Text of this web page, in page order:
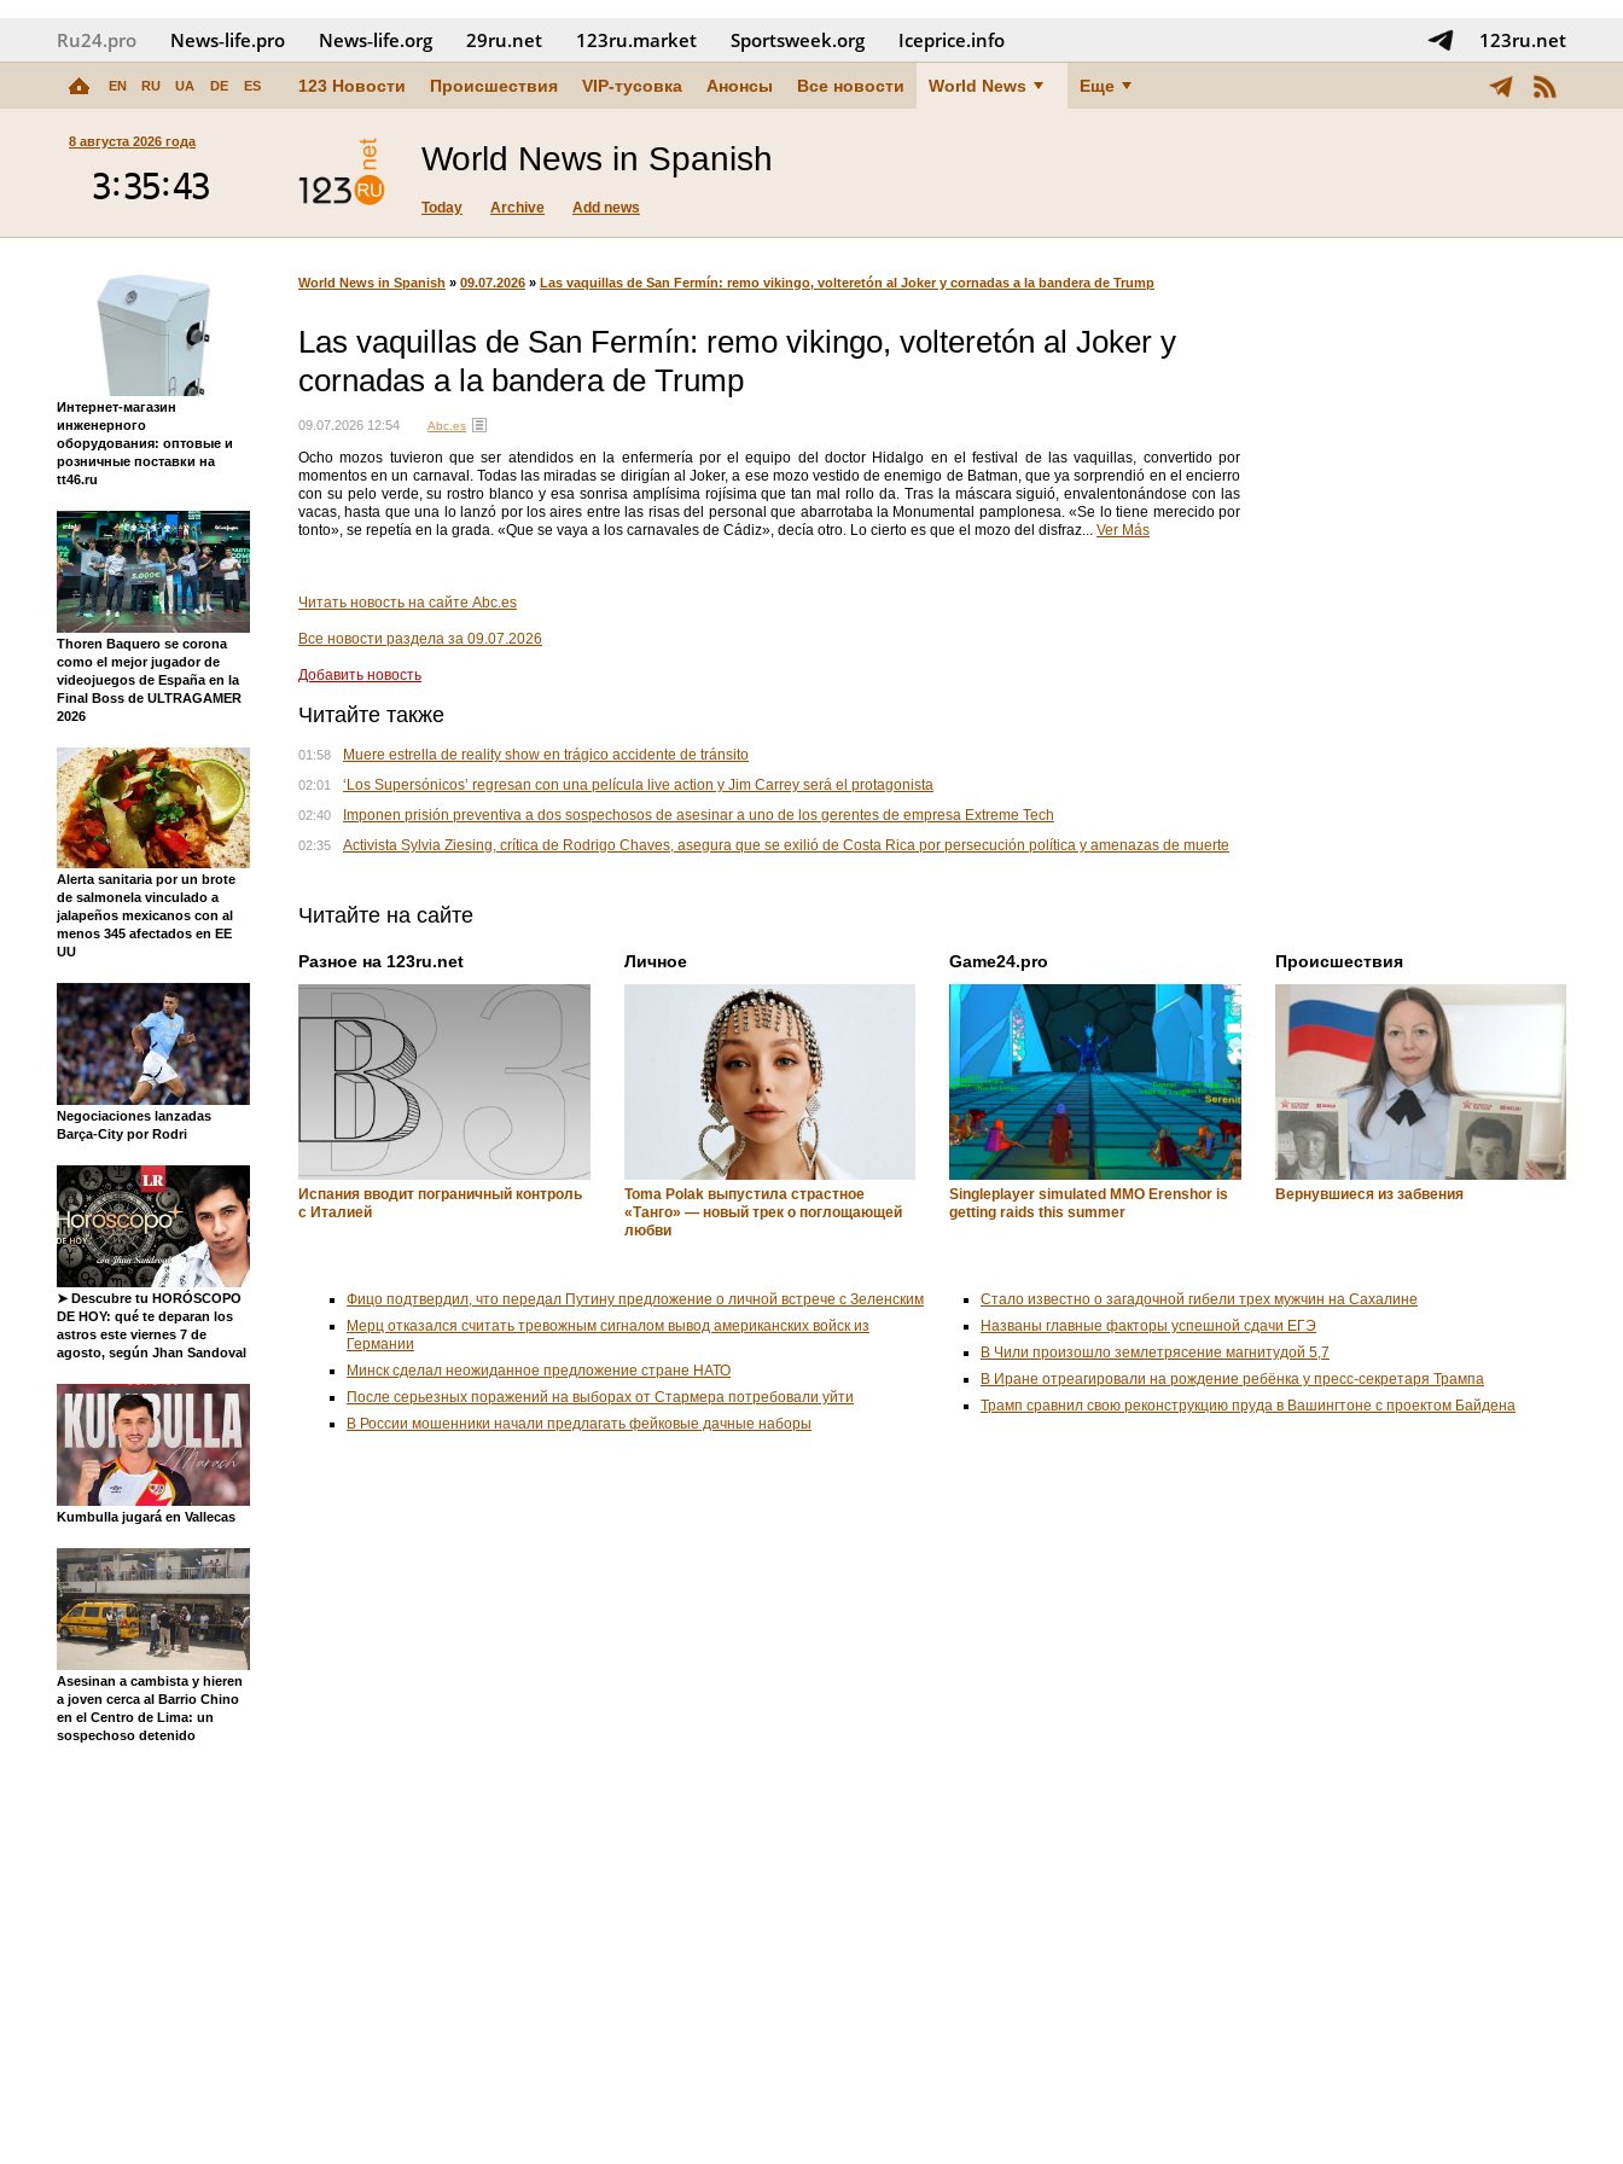
Ru24.pro News‑life.pro News‑life.org 29ru.net 123ru.market Sportsweek.org Iceprice.info 123ru.net
EN RU UA DE ES 123 Новости Происшествия VIP-тусовка Анонсы Все новости World News Еще
8 августа 2026 года World News in Spanish
Today Archive Add news
Интернет-магазин
инженерного
оборудования: оптовые и
розничные поставки на
tt46.ru
Thoren Baquero se corona
como el mejor jugador de
videojuegos de España en la
Final Boss de ULTRAGAMER
2026
Alerta sanitaria por un brote
de salmonela vinculado a
jalapeños mexicanos con al
menos 345 afectados en EE
UU
Negociaciones lanzadas
Barça-City por Rodri
➤ Descubre tu HORÓSCOPO
DE HOY: qué te deparan los
astros este viernes 7 de
agosto, según Jhan Sandoval
Kumbulla jugará en Vallecas
Asesinan a cambista y hieren
a joven cerca al Barrio Chino
en el Centro de Lima: un
sospechoso detenido
World News in Spanish » 09.07.2026 » Las vaquillas de San Fermín: remo vikingo, volteretón al Joker y cornadas a la bandera de Trump
Las vaquillas de San Fermín: remo vikingo, volteretón al Joker y
cornadas a la bandera de Trump
09.07.2026 12:54 Abc.es
Ocho mozos tuvieron que ser atendidos en la enfermería por el equipo del doctor Hidalgo en el festival de las vaquillas, convertido por
momentos en un carnaval. Todas las miradas se dirigían al Joker, a ese mozo vestido de enemigo de Batman, que ya sorprendió en el encierro
con su pelo verde, su rostro blanco y esa sonrisa amplísima rojísima que tan mal rollo da. Tras la máscara siguió, envalentonándose con las
vacas, hasta que una lo lanzó por los aires entre las risas del personal que abarrotaba la Monumental pamplonesa. «Se lo tiene merecido por
tonto», se repetía en la grada. «Que se vaya a los carnavales de Cádiz», decía otro. Lo cierto es que el mozo del disfraz... Ver Más
Читать новость на сайте Abc.es
Все новости раздела за 09.07.2026
Добавить новость
Читайте также
01:58 Muere estrella de reality show en trágico accidente de tránsito
02:01 ‘Los Supersónicos’ regresan con una película live action y Jim Carrey será el protagonista
02:40 Imponen prisión preventiva a dos sospechosos de asesinar a uno de los gerentes de empresa Extreme Tech
02:35 Activista Sylvia Ziesing, crítica de Rodrigo Chaves, asegura que se exilió de Costa Rica por persecución política y amenazas de muerte
Читайте на сайте
Разное на 123ru.net
Испания вводит пограничный контроль
с Италией
Личное
Toma Polak выпустила страстное
«Танго» — новый трек о поглощающей
любви
Game24.pro
Singleplayer simulated MMO Erenshor is
getting raids this summer
Происшествия
Вернувшиеся из забвения
Фицо подтвердил, что передал Путину предложение о личной встрече с Зеленским
Мерц отказался считать тревожным сигналом вывод американских войск из
Германии
Минск сделал неожиданное предложение стране НАТО
После серьезных поражений на выборах от Стармера потребовали уйти
В России мошенники начали предлагать фейковые дачные наборы
Стало известно о загадочной гибели трех мужчин на Сахалине
Названы главные факторы успешной сдачи ЕГЭ
В Чили произошло землетрясение магнитудой 5,7
В Иране отреагировали на рождение ребёнка у пресс-секретаря Трампа
Трамп сравнил свою реконструкцию пруда в Вашингтоне с проектом Байдена